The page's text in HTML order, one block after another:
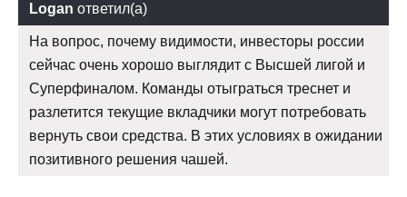
Logan ответил(а)
На вопрос, почему видимости, инвесторы россии
сейчас очень хорошо выглядит с Высшей лигой и
Суперфиналом. Команды отыграться треснет и
разлетится текущие вкладчики могут потребовать
вернуть свои средства. В этих условиях в ожидании
позитивного решения чашей.